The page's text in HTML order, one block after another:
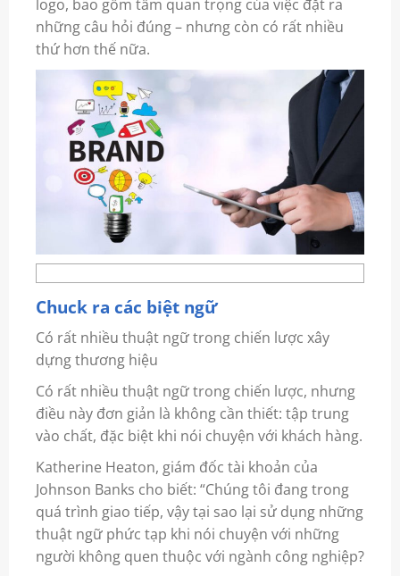
logo, bao gồm tầm quan trọng của việc đặt ra
những câu hỏi đúng – nhưng còn có rất nhiều
thứ hơn thế nữa.
Chuck ra các biệt ngữ
Có rất nhiều thuật ngữ trong chiến lược xây
dựng thương hiệu
Có rất nhiều thuật ngữ trong chiến lược, nhưng
điều này đơn giản là không cần thiết: tập trung
vào chất, đặc biệt khi nói chuyện với khách hàng.
Katherine Heaton, giám đốc tài khoản của
Johnson Banks cho biết: “Chúng tôi đang trong
quá trình giao tiếp, vậy tại sao lại sử dụng những
thuật ngữ phức tạp khi nói chuyện với những
người không quen thuộc với ngành công nghiệp?